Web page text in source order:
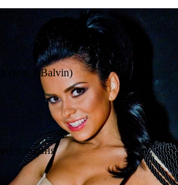
(feat. J Balvin)
питання